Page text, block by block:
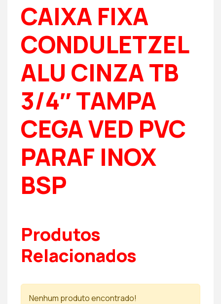
CAIXA FIXA
CONDULETZEL
ALU CINZA TB
3/4″ TAMPA
CEGA VED PVC
PARAF INOX
BSP
Produtos
Relacionados
Nenhum produto encontrado!